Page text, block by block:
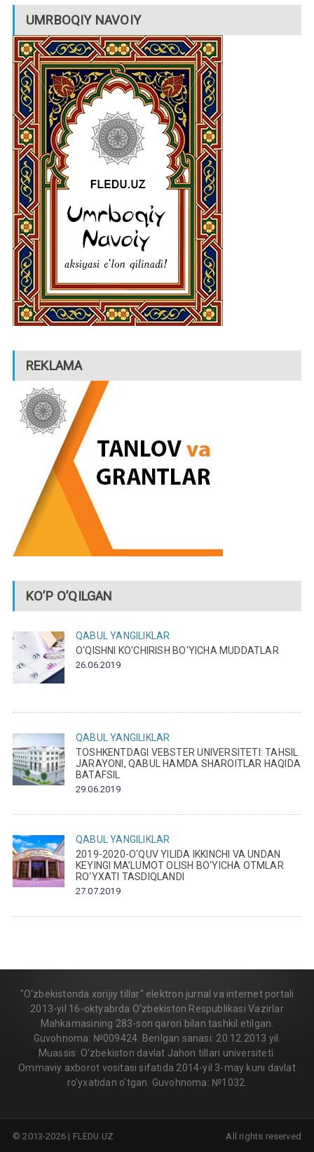
UMRBOQIY NAVOIY
REKLAMA
KO’P O’QILGAN
QABUL
YANGILIKLAR
O‘QISHNI KO‘CHIRISH BO‘YICHA MUDDATLAR
26.06.2019
QABUL
YANGILIKLAR
TOSHKENTDAGI VEBSTER UNIVERSITETI: TAHSIL
JARAYONI, QABUL HAMDA SHAROITLAR HAQIDA
BATAFSIL
29.06.2019
QABUL
YANGILIKLAR
2019-2020-O‘QUV YILIDA IKKINCHI VA UNDAN
KEYINGI MA’LUMOT OLISH BO‘YICHA OTMLAR
RO‘YXATI TASDIQLANDI
27.07.2019
"O‘zbekistonda xorijiy tillar" elektron jurnal va internet portali
2013-yil 16-oktyabrda O‘zbekiston Respublikasi Vazirlar
Mahkamasining 283-son qarori bilan tashkil etilgan.
Guvohnoma: №009424. Berilgan sanasi: 20.12.2013 yil.
Muassis: O‘zbekiston davlat Jahon tillari universiteti.
Ommaviy axborot vositasi sifatida 2014-yil 3-may kuni davlat
ro'yxatidan o'tgan. Guvohnoma: №1032.
All rights reserved
© 2013-2026 | FLEDU.UZ